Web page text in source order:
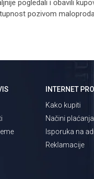
pogledali i obavili
pozivom
INTERNET
Kako kupiti
Načini plaćanja
Isporuka na
Reklamacije